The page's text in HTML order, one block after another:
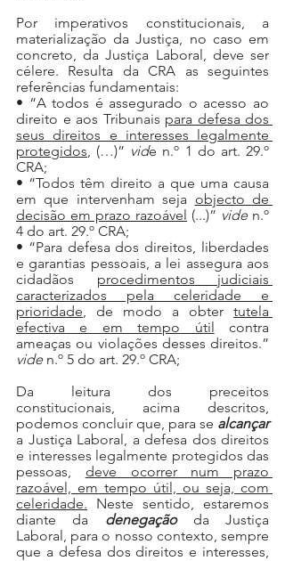
Por imperativos constitucionais, a
materialização da Justiça, no caso em
concreto, da Justiça Laboral, deve ser
célere. Resulta da CRA as seguintes
referências fundamentais:
• “A todos é assegurado o acesso ao
direito e aos Tribunais para defesa dos
seus direitos e interesses legalmente
protegidos , (…)” vide n.º 1 do art. 29.º
CRA;
• “Todos têm direito a que uma causa
em que intervenham seja objecto de
decisão em prazo razoável (...)” vide n.º
4 do art. 29.º CRA;
• “Para defesa dos direitos, liberdades
e garantias pessoais, a lei assegura aos
cidadãos procedimentos judiciais
caracterizados pela celeridade e
prioridade , de modo a obter tutela
efectiva e em tempo útil contra
vide n.º 5 do art. 29.º CRA;
Da leitura dos preceitos
constitucionais, acima descritos,
podemos concluir que, para se alcançar
a Justiça Laboral, a defesa dos direitos
e interesses legalmente protegidos das
pessoas, deve ocorrer num prazo
razoável, em tempo útil, ou seja, com
celeridade. Neste sentido, estaremos
diante da denegação da Justiça
Laboral, para o nosso contexto, sempre
que a defesa dos direitos e interesses,